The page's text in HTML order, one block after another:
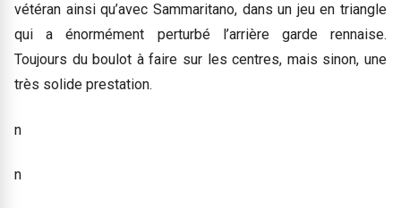
vétéran ainsi qu’avec Sammaritano, dans un jeu en triangle
qui a énormément perturbé l’arrière garde rennaise.
Toujours du boulot à faire sur les centres, mais sinon, une
très solide prestation.
n
n